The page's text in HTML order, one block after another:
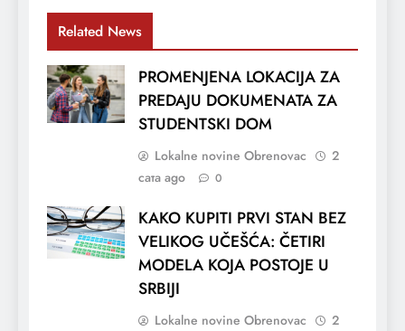
Related News
PROMENJENA LOKACIJA ZA
PREDAJU DOKUMENATA ZA
STUDENTSKI DOM
Lokalne novine Obrenovac
2
сата ago
0
KAKO KUPITI PRVI STAN BEZ
VELIKOG UČEŠĆA: ČETIRI
MODELA KOJA POSTOJE U
SRBIJI
Lokalne novine Obrenovac
2